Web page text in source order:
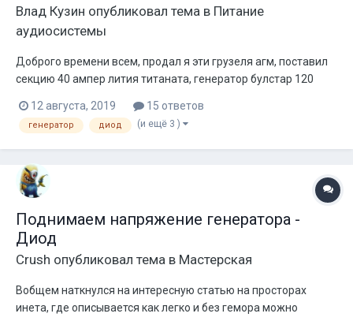
Влад Кузин опубликовал тема в Питание
аудиосистемы
Доброго времени всем, продал я эти грузеля агм, поставил
секцию 40 ампер лития титаната, генератор булстар 120
Кому будет интересно, диод выпаял со старого гены, ещё
ставил кд202в, результат такой же. Кто что посоветует, что
б...
12 августа, 2019 15 ответов
генератор диод (и ещё 3 )
Поднимаем напряжение генератора -
Диод
Crush опубликовал тема в Мастерская
Вобщем наткнулся на интересную статью на просторах
инета, где описывается как легко и без гемора можно